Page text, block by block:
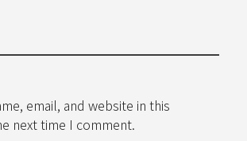
email, and website in this
next time I comment.